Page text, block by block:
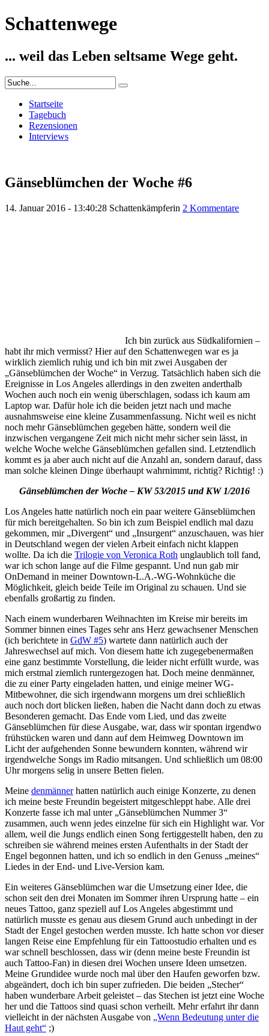
Schattenwege
... weil das Leben seltsame Wege geht.
Startseite
Tagebuch
Rezensionen
Interviews
Gänseblümchen der Woche #6
14. Januar 2016 - 13:40:28 Schattenkämpferin 2 Kommentare
Ich bin zurück aus Südkalifornien –
habt ihr mich vermisst? Hier auf den Schattenwegen war es ja
wirklich ziemlich ruhig und ich bin mit zwei Ausgaben der
„Gänseblümchen der Woche“ in Verzug. Tatsächlich haben sich die
Ereignisse in Los Angeles allerdings in den zweiten anderthalb
Wochen auch noch ein wenig überschlagen, sodass ich kaum am
Laptop war. Dafür hole ich die beiden jetzt nach und mache
ausnahmsweise eine kleine Zusammenfassung. Nicht weil es nicht
noch mehr Gänseblümchen gegeben hätte, sondern weil die
inzwischen vergangene Zeit mich nicht mehr sicher sein lässt, in
welche Woche welche Gänseblümchen gefallen sind. Letztendlich
kommt es ja aber auch nicht auf die Anzahl an, sondern darauf, dass
man solche kleinen Dinge überhaupt wahrnimmt, richtig? Richtig! :)
Gänseblümchen der Woche – KW 53/2015 und KW 1/2016
Los Angeles hatte natürlich noch ein paar weitere Gänseblümchen
für mich bereitgehalten. So bin ich zum Beispiel endlich mal dazu
gekommen, mir „Divergent“ und „Insurgent“ anzuschauen, was hier
in Deutschland wegen der vielen Arbeit einfach nicht klappen
wollte. Da ich die Trilogie von Veronica Roth unglaublich toll fand,
war ich schon lange auf die Filme gespannt. Und nun gab mir
OnDemand in meiner Downtown-L.A.-WG-Wohnküche die
Möglichkeit, gleich beide Teile im Original zu schauen. Und sie
ebenfalls großartig zu finden.
Nach einem wunderbaren Weihnachten im Kreise mir bereits im
Sommer binnen eines Tages sehr ans Herz gewachsener Menschen
(ich berichtete in GdW #5) wartete dann natürlich auch der
Jahreswechsel auf mich. Von diesem hatte ich zugegebenermaßen
eine ganz bestimmte Vorstellung, die leider nicht erfüllt wurde, was
mich erstmal ziemlich runtergezogen hat. Doch meine denmänner,
die zu einer Party eingeladen hatten, und einige meiner WG-
Mitbewohner, die sich irgendwann morgens um drei schließlich
auch noch dort blicken ließen, haben die Nacht dann doch zu etwas
Besonderen gemacht. Das Ende vom Lied, und das zweite
Gänseblümchen für diese Ausgabe, war, dass wir spontan irgendwo
frühstücken waren und dann auf dem Heimweg Downtown im
Licht der aufgehenden Sonne bewundern konnten, während wir
irgendwelche Songs im Radio mitsangen. Und schließlich um 08:00
Uhr morgens selig in unsere Betten fielen.
Meine denmännerhatten natürlich auch einige Konzerte, zu denen
ich meine beste Freundin begeistert mitgeschleppt habe. Alle drei
Konzerte fasse ich mal unter „Gänseblümchen Nummer 3“
zusammen, auch wenn jedes einzelne für sich ein Highlight war. Vor
allem, weil die Jungs endlich einen Song fertiggestellt haben, den zu
schreiben sie während meines ersten Aufenthalts in der Stadt der
Engel begonnen hatten, und ich so endlich in den Genuss „meines“
Liedes in der End- und Live-Version kam.
Ein weiteres Gänseblümchen war die Umsetzung einer Idee, die
schon seit den drei Monaten im Sommer ihren Ursprung hatte – ein
neues Tattoo, ganz speziell auf Los Angeles abgestimmt und
natürlich musste es genau aus diesem Grund auch unbedingt in der
Stadt der Engel gestochen werden musste. Ich hatte schon vor dieser
langen Reise eine Empfehlung für ein Tattoostudio erhalten und es
war schnell beschlossen, dass wir (denn meine beste Freundin ist
auch Tattoo-Fan) in diesen drei Wochen unsere Ideen umsetzen.
Meine Grundidee wurde noch mal über den Haufen geworfen bzw.
abgeändert, doch ich bin super zufrieden. Die beiden „Stecher“
haben wunderbare Arbeit geleistet – das Stechen ist jetzt eine Woche
her und die Tattoos sind quasi schon verheilt. Mehr erfahrt ihr dann
vielleicht in der nächsten Ausgabe von „Wenn Bedeutung unter die
Haut geht“ ;)